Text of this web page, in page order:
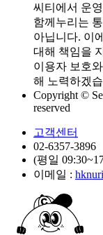
씨티에서 운
함께누리는
아닙니다. 이
대해 책임을
이용자 보호
해 노력하겠
Copyright ©
reserved
고객센터
02-6357-3896
(평일
이메일 :